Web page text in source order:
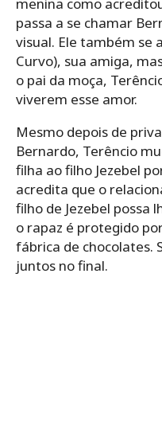
passa a se chamar
visual. Ele também se
Curvo), sua amiga,
o pai da moça,
viverem esse amor.
Mesmo depois de
Bernardo, Terêncio
filha ao filho Jezebel
acredita que o
filho de Jezebel possa
o rapaz é protegido
fábrica de chocolates.
juntos no final.